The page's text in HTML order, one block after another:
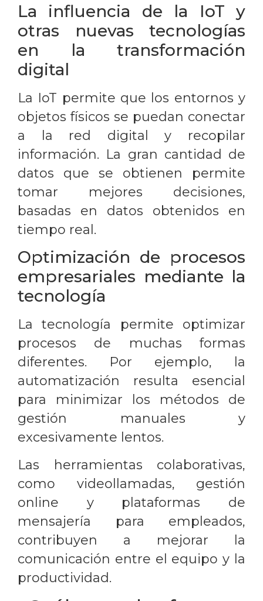
La influencia de la IoT y
otras nuevas tecnologías
en la transformación
digital
La IoT permite que los entornos y
objetos físicos se puedan conectar
a la red digital y recopilar
información. La gran cantidad de
datos que se obtienen permite
tomar mejores decisiones,
basadas en datos obtenidos en
tiempo real.
Optimización de procesos
empresariales mediante la
tecnología
La tecnología permite optimizar
procesos de muchas formas
diferentes. Por ejemplo, la
automatización resulta esencial
para minimizar los métodos de
gestión manuales y
excesivamente lentos.
Las herramientas colaborativas,
como videollamadas, gestión
online y plataformas de
mensajería para empleados,
contribuyen a mejorar la
comunicación entre el equipo y la
productividad.